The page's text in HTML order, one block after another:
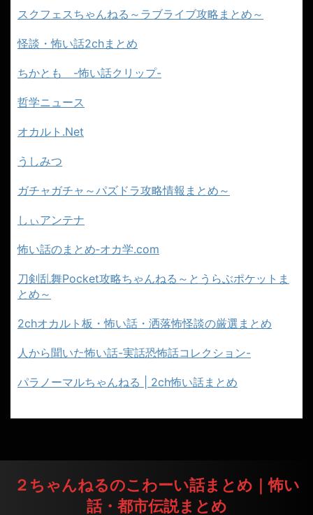
スクフェスちゃんねる～ラブライブ攻略まとめ～
怪談・怖い話2chまとめ
ちかとも -怖い話クリップ-
哲学ニュース
オカルト.Net
うしみつ
ガチャガチャ～パズドラ攻略情報まとめ～
しぃアンテナ
怖い話のまとめ‐オカ学.com
刀剣乱舞Pocket攻略ちゃんねる～とうらぶポケットま
とめ～
2chオカルト板・怖い話・洒落怖怪談の厳選まとめ
人から聞いた怖い話-実話恐怖話コレクション-
パラノーマルちゃんねる | 2ch怖い話まとめ
２ちゃんねるのこわーい話まとめ｜怖い
話・都市伝説まとめ